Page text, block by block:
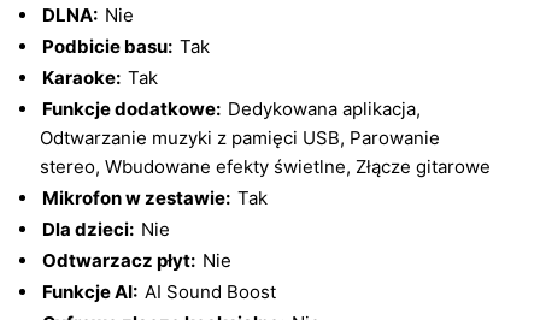
DLNA: Nie
Podbicie basu: Tak
Karaoke: Tak
Funkcje dodatkowe: Dedykowana aplikacja,
Odtwarzanie muzyki z pamięci USB, Parowanie
stereo, Wbudowane efekty świetlne, Złącze gitarowe
Mikrofon w zestawie: Tak
Dla dzieci: Nie
Odtwarzacz płyt: Nie
Funkcje AI: AI Sound Boost